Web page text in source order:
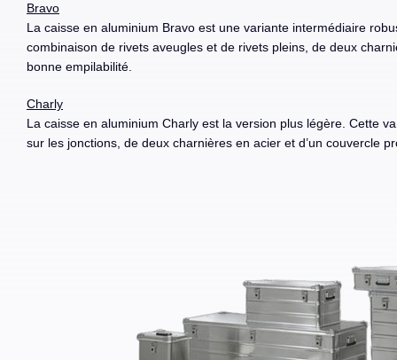
Bravo
La caisse en aluminium Bravo est une variante intermédiaire
combinaison de rivets aveugles et de rivets pleins, de deux
bonne empilabilité.
Charly
La caisse en aluminium Charly est la version plus légère. Cette
sur les jonctions, de deux charnières en acier et d’un couvercle